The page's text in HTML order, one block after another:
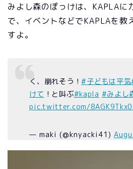
みよし森のぽっけは、KAPLAに
で、イベントなどでKAPLAを教
すよ。
く、崩れそう！#子どもは平気
けて ！と叫ぶ#kapla #みよし
pic.twitter.com/
— maki (@knyacki41)